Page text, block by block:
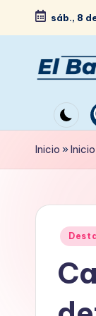
Saltar
contenido
sáb., 8
e
ri
d
noticias
en
contexto
Inicio »Inicio